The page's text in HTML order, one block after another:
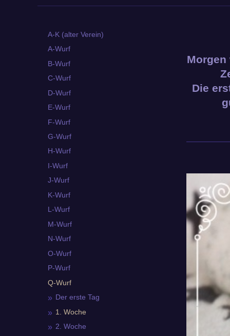
Morgen
Die
A-K (alter Verein)
A-Wurf
B-Wurf
C-Wurf
D-Wurf
E-Wurf
F-Wurf
G-Wurf
H-Wurf
I-Wurf
J-Wurf
K-Wurf
L-Wurf
M-Wurf
N-Wurf
O-Wurf
P-Wurf
Q-Wurf
Der erste Tag
1. Woche
2. Woche